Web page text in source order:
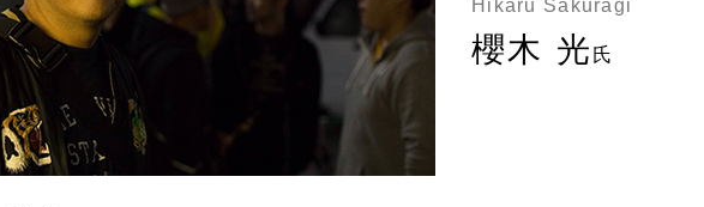
Hikaru Sakuragi
櫻木 光 氏